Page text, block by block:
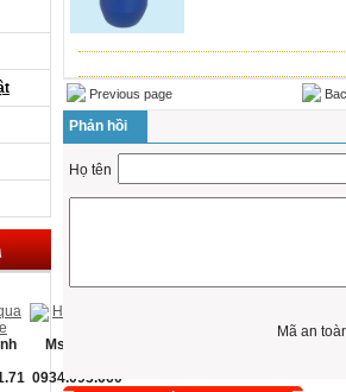
Ms Nguyệt
0934.093.660
Previous page
Phản hồi
Họ tên
Mã an